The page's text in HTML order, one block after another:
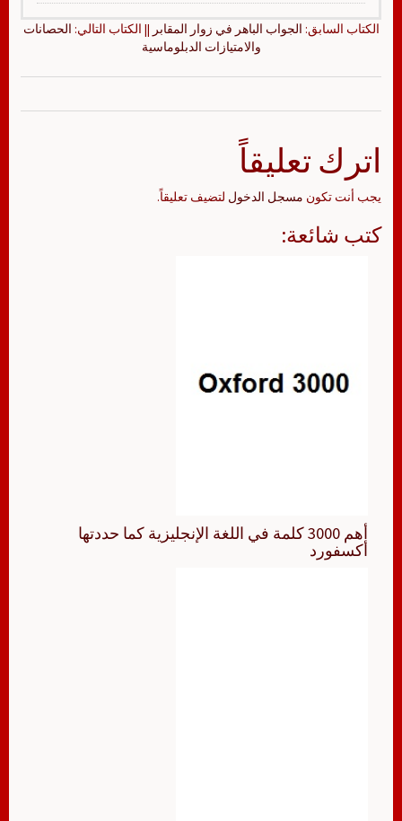
الكتاب السابق: الجواب الباهر في زوار المقابر || الكتاب التالي: الحصانات
والامتيازات الدبلوماسية
اترك تعليقاً
يجب أنت تكون مسجل الدخول لتضيف تعليقاً.
كتب شائعة:
أهم 3000 كلمة في اللغة الإنجليزية كما حددتها
أكسفورد